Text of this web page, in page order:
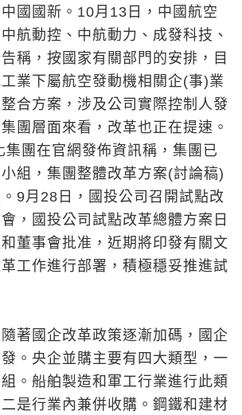
國國新。10月13日，中國航空
航動控、中航動力、成發科技、
稱，按國家有關部門的安排，目
業下屬航空發動機相關企(事)業
合方案，涉及公司實際控制人發
團層面來看，改革也正在提速。
集團在官網發佈資訊稱，集團已
組，集團整體改革方案(討論稿)
9月28日，國投公司召開試點改
，國投公司試點改革總體方案日
董事會批准，近期將印發有關文
工作進行部署，積極穩妥推進試
著國企改革政策逐漸加碼，國企
。央企並購主要有四大類型，一
。船舶製造和軍工行業進行此類
是行業內兼併收購。鋼鐵和建材